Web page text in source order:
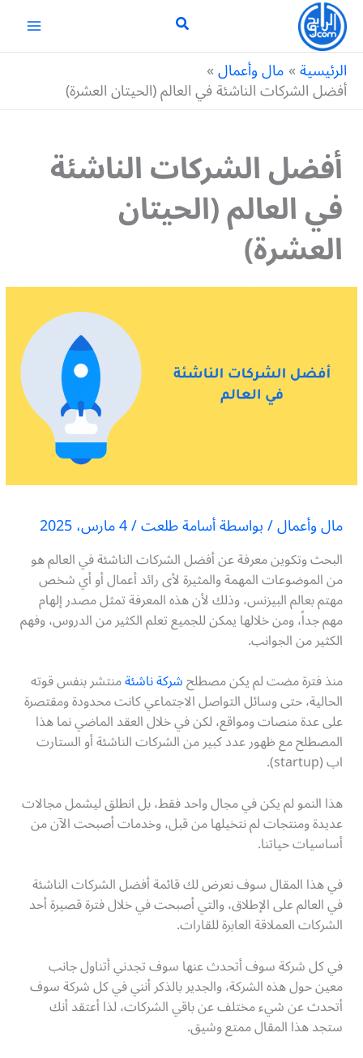
تخطي
المحتوى
الرئيسية مال وأعمال
أفضل الشركات الناشئة في العالم (الحيتان العشرة)
أفضل الشركات الناشئة
في العالم (الحيتان
العشرة)
مال وأعمال/ بواسطةأسامة طلعت/4 مارس، 2025
البحث وتكوين معرفة عن أفضل الشركات الناشئة في العالم هو
من الموضوعات المهمة والمثيرة لأى رائد أعمال أو أي شخص
مهتم بعالم البيزنس، وذلك لأن هذه المعرفة تمثل مصدر إلهام
مهم جداً، ومن خلالها يمكن للجميع تعلم الكثير من الدروس، وفهم
الكثير من الجوانب.
منذ فترة مضت لم يكن مصطلحشركة ناشئةمنتشر بنفس قوته
الحالية، حتى وسائل التواصل الاجتماعي كانت محدودة ومقتصرة
على عدة منصات ومواقع، لكن في خلال العقد الماضي نما هذا
المصطلح مع ظهور عدد كبير من الشركات الناشئة أو الستارت
اب (startup).
هذا النمو لم يكن في مجال واحد فقط، بل انطلق ليشمل مجالات
عديدة ومنتجات لم نتخيلها من قبل، وخدمات أصبحت الآن من
أساسيات حياتنا.
في هذا المقال سوف نعرض لك قائمة أفضل الشركات الناشئة
في العالم على الإطلاق، والتي أصبحت في خلال فترة قصيرة أحد
الشركات العملاقة العابرة للقارات.
في كل شركة سوف أتحدث عنها سوف تجدني أتناول جانب
معين حول هذه الشركة، والجدير بالذكر أنني في كل شركة سوف
أتحدث عن شيء مختلف عن باقي الشركات، لذا أعتقد أنك
ستجد هذا المقال ممتع وشيق.